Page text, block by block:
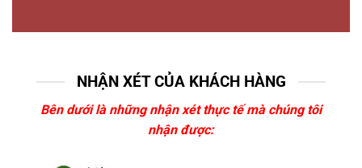
NHẬN XÉT CỦA KHÁCH HÀNG
Bên dưới là những nhận xét thực tế mà chúng tôi
nhận được: